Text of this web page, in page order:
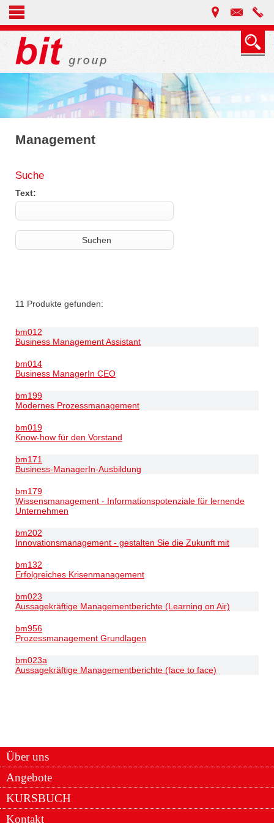
Management
Suche
Text:
11 Produkte gefunden:
bm012
Business Management Assistant
bm014
Business ManagerIn CEO
bm199
Modernes Prozessmanagement
bm019
Know-how für den Vorstand
bm171
Business-ManagerIn-Ausbildung
bm179
Wissensmanagement - Informationspotenziale für lernende
Unternehmen
bm202
Innovationsmanagement - gestalten Sie die Zukunft mit
bm132
Erfolgreiches Krisenmanagement
bm023
Aussagekräftige Managementberichte (Learning on Air)
bm956
Prozessmanagement Grundlagen
bm023a
Aussagekräftige Managementberichte (face to face)
Über uns
Angebote
KURSBUCH
Kontakt